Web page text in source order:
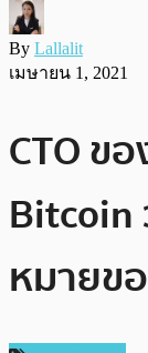
By Lallalit
เมษายน 1, 2021
CTO ข
Bitcoin
หมายข